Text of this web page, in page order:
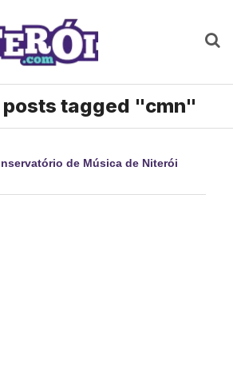
posts tagged "cmn"
de Música de Niterói